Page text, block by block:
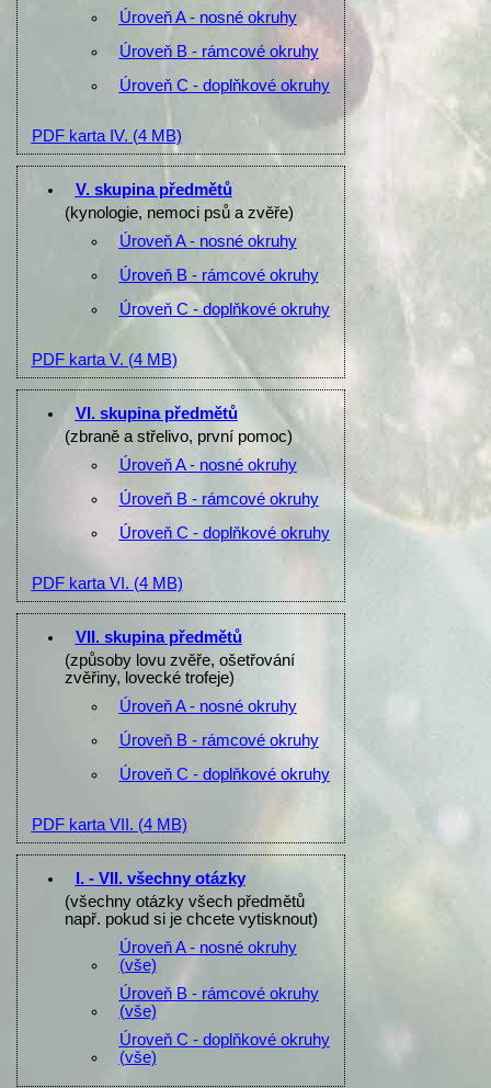
Úroveň A - nosné okruhy
Úroveň B - rámcové okruhy
Úroveň C - doplňkové okruhy
PDF karta IV. (4 MB)
V. skupina předmětů
(kynologie, nemoci psů a zvěře)
Úroveň A - nosné okruhy
Úroveň B - rámcové okruhy
Úroveň C - doplňkové okruhy
PDF karta V. (4 MB)
VI. skupina předmětů
(zbraně a střelivo, první pomoc)
Úroveň A - nosné okruhy
Úroveň B - rámcové okruhy
Úroveň C - doplňkové okruhy
PDF karta VI. (4 MB)
VII. skupina předmětů
(způsoby lovu zvěře, ošetřování
zvěřiny, lovecké trofeje)
Úroveň A - nosné okruhy
Úroveň B - rámcové okruhy
Úroveň C - doplňkové okruhy
PDF karta VII. (4 MB)
I. - VII. všechny otázky
(všechny otázky všech předmětů
např. pokud si je chcete vytisknout)
Úroveň A - nosné okruhy
(vše)
Úroveň B - rámcové okruhy
(vše)
Úroveň C - doplňkové okruhy
(vše)